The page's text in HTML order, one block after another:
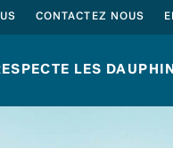
CONTACTEZ NOUS
LES